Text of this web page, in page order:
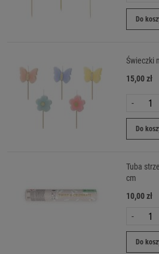
Do
Świeczki
15,00 zł
-
Do
Tuba
cm
10,00 zł
-
Do